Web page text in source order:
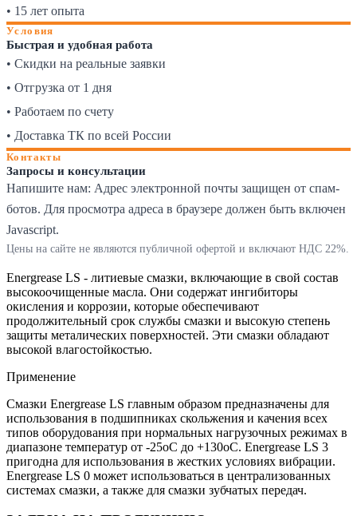
• 15 лет опыта
Условия
Быстрая и удобная работа
• Скидки на реальные заявки
• Отгрузка от 1 дня
• Работаем по счету
• Доставка ТК по всей России
Контакты
Запросы и консультации
Напишите нам: Адрес электронной почты защищен от спам-
ботов. Для просмотра адреса в браузере должен быть включен
Javascript.
Цены на сайте не являются публичной офертой и включают НДС 22%.
Energrease LS - литиевые смазки, включающие в свой состав
высокоочищенные масла. Они содержат ингибиторы
окисления и коррозии, которые обеспечивают
продолжительный срок службы смазки и высокую степень
защиты металических поверхностей. Эти смазки обладают
высокой влагостойкостью.
Применение
Смазки Energrease LS главным образом предназначены для
использования в подшипниках скольжения и качения всех
типов оборудования при нормальных нагрузочных режимах в
диапазоне температур от -25oC до +130oC. Energrease LS 3
пригодна для использования в жестких условиях вибрации.
Energrease LS 0 может использоваться в централизованных
системах смазки, а также для смазки зубчатых передач.